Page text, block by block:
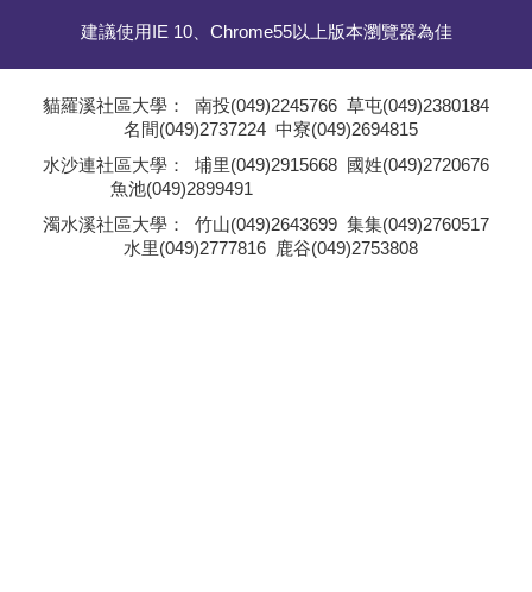
學員專區
教師專區
建議使用IE 10、Chrome55以上版本瀏覽器為佳
貓羅溪社區大學： 南投(049)2245766 草屯(049)2380184
名間(049)2737224 中寮(049)2694815
水沙連社區大學： 埔里(049)2915668 國姓(049)2720676
魚池(049)2899491
濁水溪社區大學： 竹山(049)2643699 集集(049)2760517
水里(049)2777816 鹿谷(049)2753808